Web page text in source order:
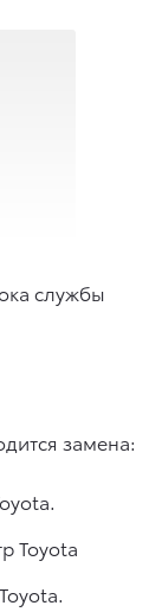
службы
замена:
Toyota